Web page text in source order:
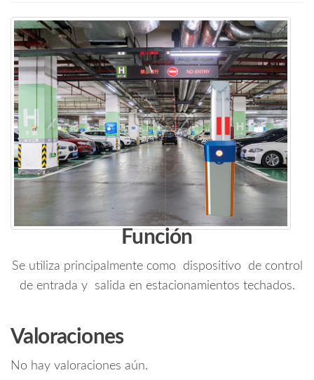
Función
Se utiliza principalmente como dispositivo de control
de entrada y salida en estacionamientos techados.
Valoraciones
No hay valoraciones aún.